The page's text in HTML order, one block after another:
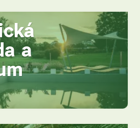
a